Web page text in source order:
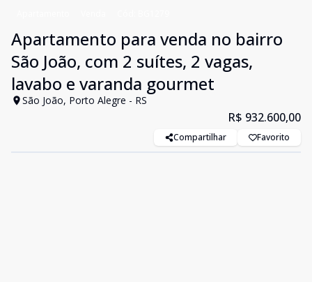
Apartamento para venda no bairro
São João, com 2 suítes, 2 vagas,
lavabo e varanda gourmet
São João, Porto Alegre - RS
R$ 932.600,00
Compartilhar Favorito